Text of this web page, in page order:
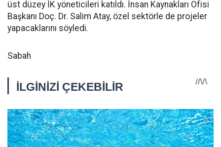
üst düzey İK yöneticileri katıldı. İnsan Kaynakları Ofisi
Başkanı Doç. Dr. Salim Atay, özel sektörle de projeler
yapacaklarını söyledi.
Sabah